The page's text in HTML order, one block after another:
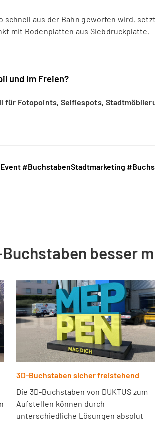
schnell aus der Bahn geworfen wird, setzt
mit Bodenplatten aus Siebdruckplatte,
und im Freien?
für Fotopoints, Selfiespots,
#BuchstabenStadtmarketing
Buchstaben besser
3D-Buchstaben sicher freistehend
Die 3D-Buchstaben von DUKTUS zum
Aufstellen können durch
unterschiedliche Lösungen absolut